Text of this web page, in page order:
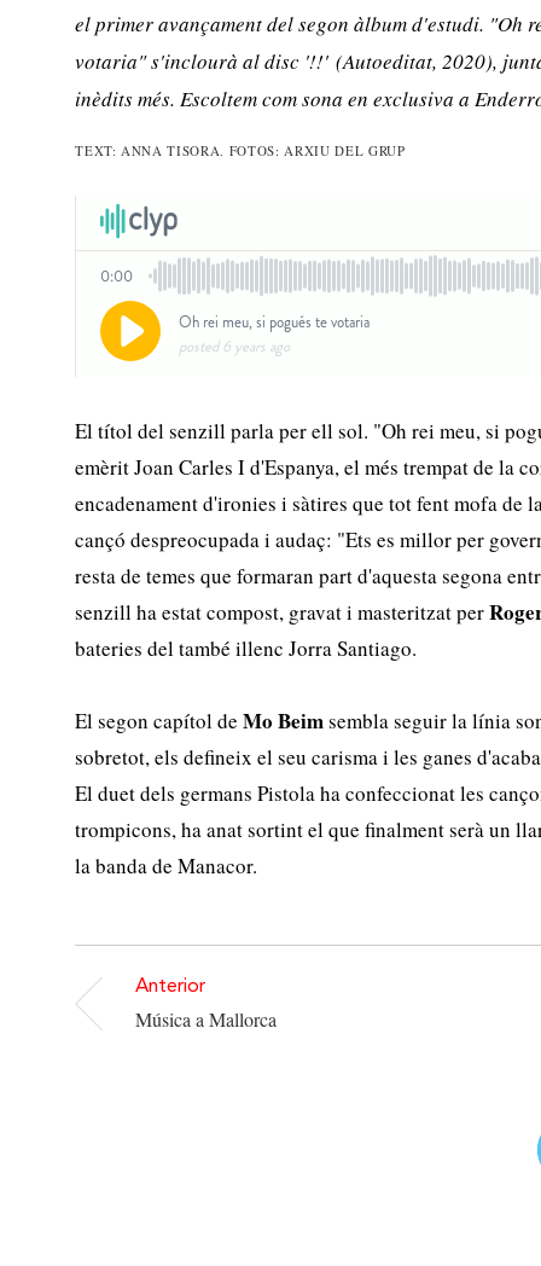
el primer avançament del segon àlbum d'estudi. "Oh
votaria" s'inclourà al disc '!!'(Autoeditat, 2020),
inèdits més. Escoltem com sona en exclusiva a
TEXT: ANNA TISORA. FOTOS: ARXIU DEL GRUP
El títol del senzill parla per ell sol. "Oh rei meu, si
emèrit Joan Carles I d'Espanya, el més trempat de la
encadenament d'ironies i sàtires que tot fent mofa de
cançó despreocupada i audaç: "Ets es millor per
resta de temes que formaran part d'aquesta segona
senzill ha estat compost, gravat i masteritzat per
bateries del també illenc Jorra Santiago.
El segon capítol deMo Beimsembla seguir la línia
sobretot, els defineix el seu carisma i les ganes
El duet dels germans Pistola ha confeccionat les
trompicons, ha anat sortint el que finalment serà un
la banda de Manacor.
Anterior
Música a Mallorca